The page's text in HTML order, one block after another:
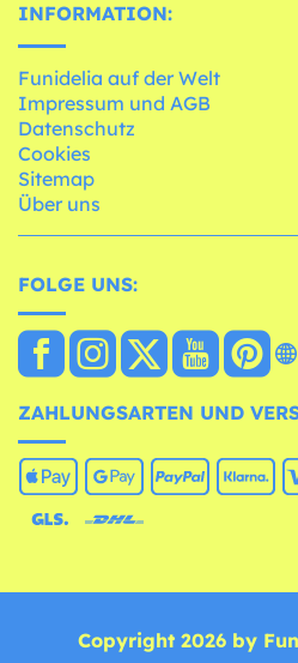
INFORMATION:
Funidelia auf der Welt
Impressum und AGB
Datenschutz
Cookies
Sitemap
Über uns
FOLGE UNS:
ZAHLUNGSARTEN UND
Copyright 2026 by